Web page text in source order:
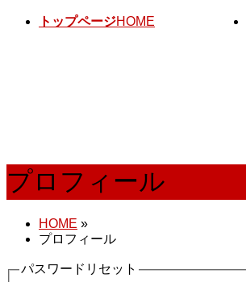
トップページHOME
プロフィール
HOME »
プロフィール
パスワードリセット